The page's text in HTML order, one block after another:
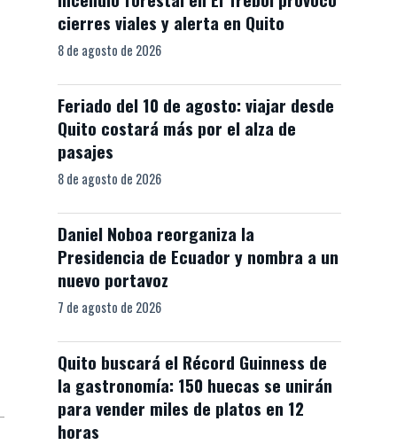
cierres viales y alerta en Quito
8 de agosto de 2026
Feriado del 10 de agosto: viajar desde
Quito costará más por el alza de
pasajes
8 de agosto de 2026
Daniel Noboa reorganiza la
Presidencia de Ecuador y nombra a un
nuevo portavoz
7 de agosto de 2026
Quito buscará el Récord Guinness de
la gastronomía: 150 huecas se unirán
para vender miles de platos en 12
horas